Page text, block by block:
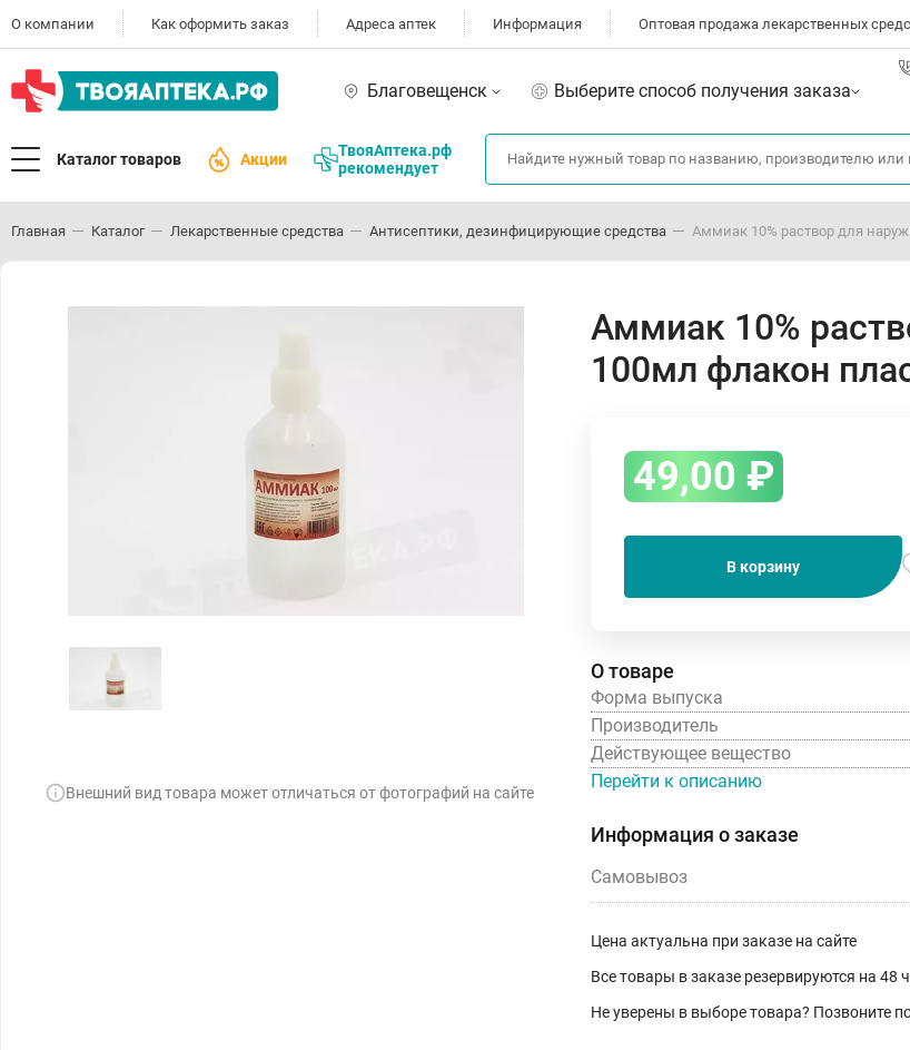
О компании Как оформить заказ Адреса аптек Информация Оптовая продажа лекарственных
Благовещенск Выберите способ получения заказа
Каталог товаров Акции
ТвояАптека.рф
рекомендует
Главная Каталог Лекарственные средства Антисептики, дезинфицирующие средства Аммиак 10% раствор для
Внешний вид товара может отличаться от фотографий на сайте
Аммиак 10%
100мл флакон
49,00 ₽
В корзину
О товаре
Форма выпуска
Производитель
Действующее вещество
Перейти к описанию
Информация о заказе
Самовывоз
Цена актуальна при заказе на сайте
Все товары в заказе резервируются на 48
Не уверены в выборе товара? Позвоните